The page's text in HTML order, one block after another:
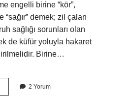
engelli birine “kör”,
“sağır” demek; zil çalan
sağlığı sorunları olan
de küfür yoluyla hakaret
Birine…
2 Yorum